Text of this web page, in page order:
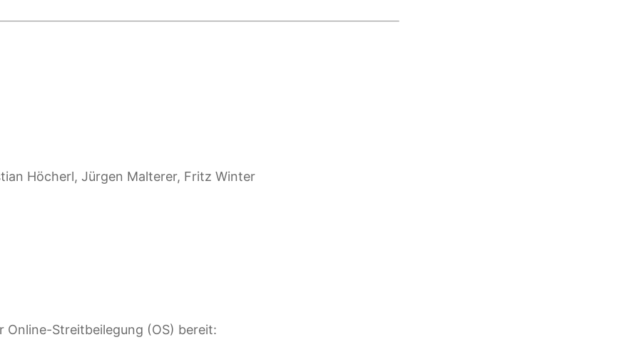
Höcherl, Jürgen Malterer, Fritz Winter
Online-Streitbeilegung (OS) bereit: